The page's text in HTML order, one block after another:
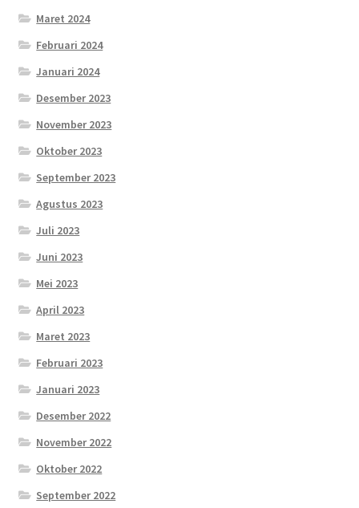
Maret 2024
Februari 2024
Januari 2024
Desember 2023
November 2023
Oktober 2023
September 2023
Agustus 2023
Juli 2023
Juni 2023
Mei 2023
April 2023
Maret 2023
Februari 2023
Januari 2023
Desember 2022
November 2022
Oktober 2022
September 2022